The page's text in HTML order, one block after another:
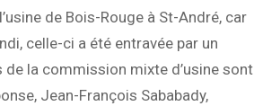
de Bois-Rouge à St-André, car
celle-ci a été entravée par un
la commission mixte d’usine sont
Jean-François Sababady,